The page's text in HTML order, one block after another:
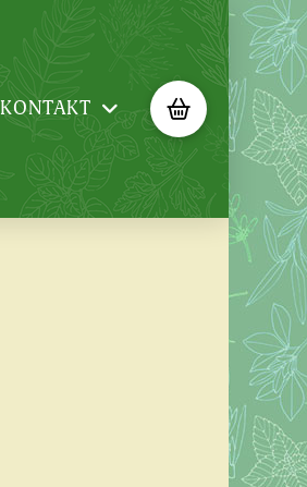
KONTAKT